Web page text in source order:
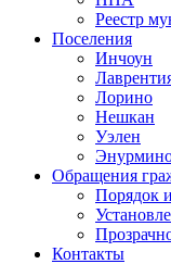
Реестр
Поселения
Инчоун
Лорино
Нешкан
Уэлен
Обращения
Порядок
Контакты